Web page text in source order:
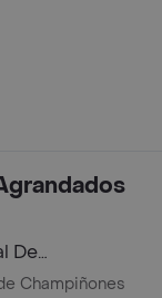
De
Champiñones